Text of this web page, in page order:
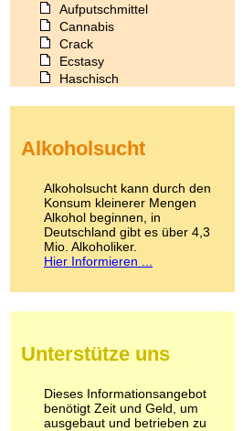
Aufputschmittel
Cannabis
Crack
Ecstasy
Haschisch
Kokain
LSD
Marihuana
Medikamente
Meskalin
Metamphetamin
Methadon
Pilze
Psychopharmaka
Schlafmittel
Schmerzmittel
Alkoholsucht
Alkoholsucht kann durch den
Konsum kleinerer Mengen
Alkohol beginnen, in
Deutschland gibt es über 4,3
Mio. Alkoholiker.
Hier Informieren ...
Unterstütze uns
Dieses Informationsangebot
benötigt Zeit und Geld, um
ausgebaut und betrieben zu